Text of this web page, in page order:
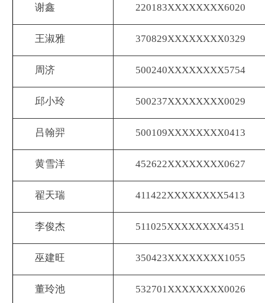
谢鑫 220183XXXXXXXX6020
王淑雅 370829XXXXXXXX0329
周济 500240XXXXXXXX5754
邱小玲 500237XXXXXXXX0029
吕翰羿 500109XXXXXXXX0413
黄雪洋 452622XXXXXXXX0627
翟天瑞 411422XXXXXXXX5413
李俊杰 511025XXXXXXXX4351
巫建旺 350423XXXXXXXX1055
董玲池 532701XXXXXXXX0026